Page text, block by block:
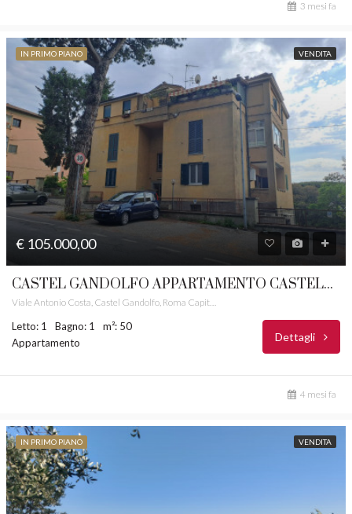
3 mesi fa
IN PRIMO PIANO VENDITA
€ 105.000,00
CASTEL GANDOLFO APPARTAMENTO CASTELLI ROMANI RIF. 5
Letto: 1 Bagno: 1
m²: 50
Appartamento
Dettagli
4 mesi fa
IN PRIMO PIANO VENDITA